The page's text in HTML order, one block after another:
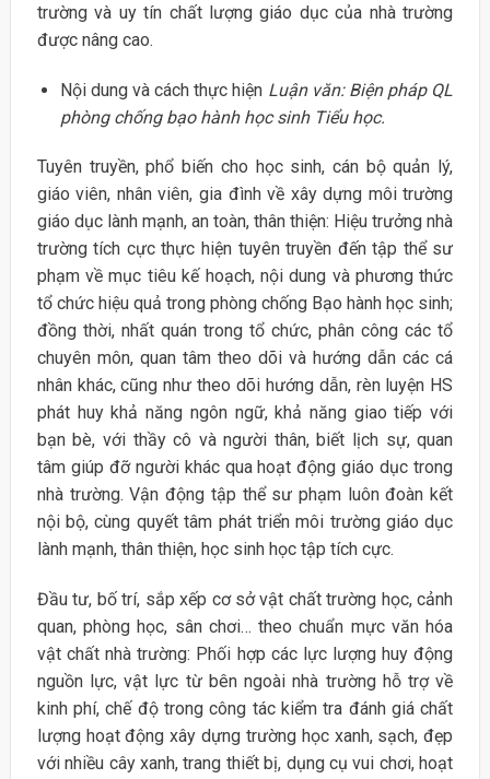
trường và uy tín chất lượng giáo dục của nhà trường
được nâng cao.
Nội dung và cách thực hiện Luận văn: Biện pháp QL
phòng chống bạo hành học sinh Tiểu học.
Tuyên truyền, phổ biến cho học sinh, cán bộ quản lý,
giáo viên, nhân viên, gia đình về xây dựng môi trường
giáo dục lành mạnh, an toàn, thân thiện: Hiệu trưởng nhà
trường tích cực thực hiện tuyên truyền đến tập thể sư
phạm về mục tiêu kế hoạch, nội dung và phương thức
tổ chức hiệu quả trong phòng chống Bạo hành học sinh;
đồng thời, nhất quán trong tổ chức, phân công các tổ
chuyên môn, quan tâm theo dõi và hướng dẫn các cá
nhân khác, cũng như theo dõi hướng dẫn, rèn luyện HS
phát huy khả năng ngôn ngữ, khả năng giao tiếp với
bạn bè, với thầy cô và người thân, biết lịch sự, quan
tâm giúp đỡ người khác qua hoạt động giáo dục trong
nhà trường. Vận động tập thể sư phạm luôn đoàn kết
nội bộ, cùng quyết tâm phát triển môi trường giáo dục
lành mạnh, thân thiện, học sinh học tập tích cực.
Đầu tư, bố trí, sắp xếp cơ sở vật chất trường học, cảnh
quan, phòng học, sân chơi… theo chuẩn mực văn hóa
vật chất nhà trường: Phối hợp các lực lượng huy động
nguồn lực, vật lực từ bên ngoài nhà trường hỗ trợ về
kinh phí, chế độ trong công tác kiểm tra đánh giá chất
lượng hoạt động xây dựng trường học xanh, sạch, đẹp
với nhiều cây xanh, trang thiết bị, dụng cụ vui chơi, hoạt